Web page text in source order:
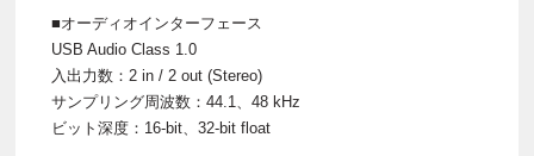
■オーディオインターフェース
USB Audio Class 1.0
入出力数：2 in / 2 out (Stereo)
サンプリング周波数：44.1、48 kHz
ビット深度：16-bit、32-bit float